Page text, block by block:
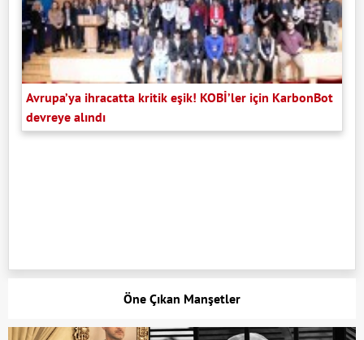
Avrupa’ya ihracatta kritik eşik! KOBİ’ler için KarbonBot
devreye alındı
Öne Çıkan Manşetler